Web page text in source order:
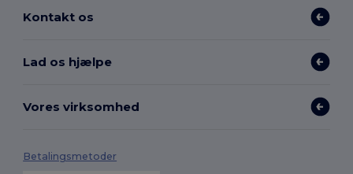
Kontakt os
Lad os hjælpe
Vores virksomhed
Betalingsmetoder